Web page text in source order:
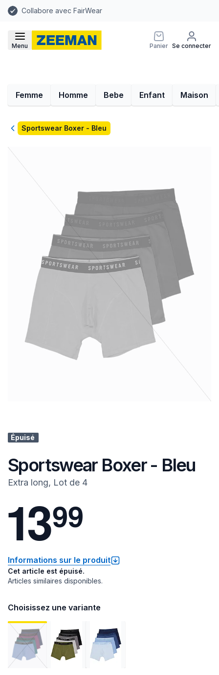
Collabore avec FairWear
Menu Panier Se connecter
Femme Homme Bebe Enfant Maison
RetourSportswear Boxer - Bleu
Épuisé
Sportswear Boxer - Bleu
Extra long, Lot de 4
1399
Informations sur le produit
Cet article est épuisé.
Articles similaires disponibles.
Choisissez une variante